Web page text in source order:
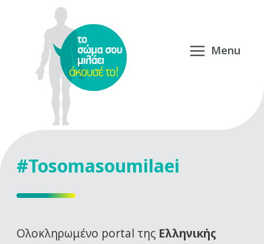
#Tosomasoumilaei
Oλοκληρωμένο portal της Ελληνικής